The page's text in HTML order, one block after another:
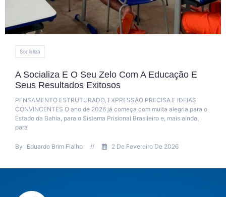
Itabuna
Reeducandos De Itabuna Produzem Ovos De
Páscoa Para Doação
Internos do Conjunto Penal de Itabuna participaram, entre 7 e 11
abril, de uma oficina de produção de ovos de Páscoa. A ação,
do projeto “Confecção de Ovos